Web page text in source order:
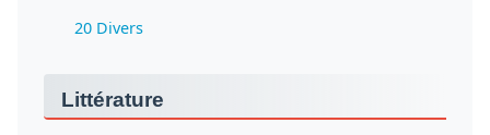
20 Divers
Littérature